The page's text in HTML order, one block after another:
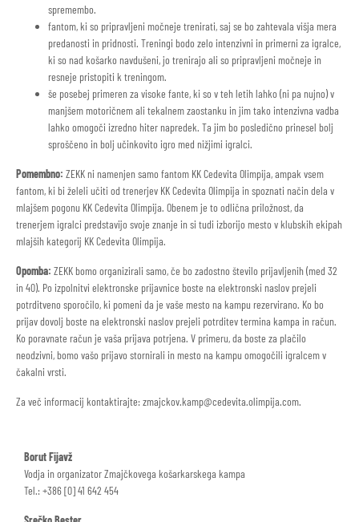
spremembo.
fantom, ki so pripravljeni močneje trenirati, saj se bo zahtevala višja mera
predanosti in pridnosti. Treningi bodo zelo intenzivni in primerni za igralce,
ki so nad košarko navdušeni, jo trenirajo ali so pripravljeni močneje in
resneje pristopiti k treningom.
še posebej primeren za visoke fante, ki so v teh letih lahko (ni pa nujno) v
manjšem motoričnem ali tekalnem zaostanku in jim tako intenzivna vadba
lahko omogoči izredno hiter napredek. Ta jim bo posledično prinesel bolj
sproščeno in bolj učinkovito igro med nižjimi igralci.
Pomembno: ZEKK ni namenjen samo fantom KK Cedevita Olimpija, ampak vsem
fantom, ki bi želeli učiti od trenerjev KK Cedevita Olimpija in spoznati način dela v
mlajšem pogonu KK Cedevita Olimpija. Obenem je to odlična priložnost, da
trenerjem igralci predstavijo svoje znanje in si tudi izborijo mesto v klubskih ekipah
mlajših kategorij KK Cedevita Olimpija.
Opomba: ZEKK bomo organizirali samo, če bo zadostno število prijavljenih (med 32
in 40). Po izpolnitvi elektronske prijavnice boste na elektronski naslov prejeli
potrditveno sporočilo, ki pomeni da je vaše mesto na kampu rezervirano. Ko bo
prijav dovolj boste na elektronski naslov prejeli potrditev termina kampa in račun.
Ko poravnate račun je vaša prijava potrjena. V primeru, da boste za plačilo
neodzivni, bomo vašo prijavo stornirali in mesto na kampu omogočili igralcem v
čakalni vrsti.
Za več informacij kontaktirajte: zmajckov.kamp@cedevita.olimpija.com.
Borut Fijavž
Vodja in organizator Zmajčkovega košarkarskega kampa
Tel.: +386 [0] 41 642 454